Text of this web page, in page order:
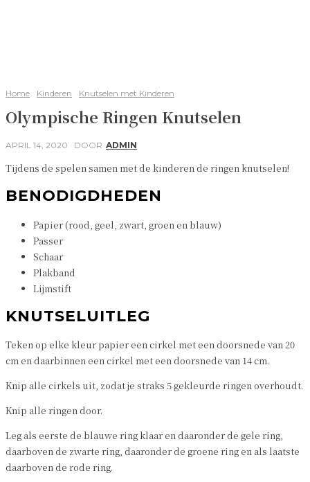
Home Kinderen Knutselen met Kinderen
Olympische Ringen Knutselen
APRIL 14, 2020 DOOR ADMIN
Tijdens de spelen samen met de kinderen de ringen knutselen!
BENODIGDHEDEN
Papier (rood, geel, zwart, groen en blauw)
Passer
Schaar
Plakband
Lijmstift
KNUTSELUITLEG
Teken op elke kleur papier een cirkel met een doorsnede van 20
cm en daarbinnen een cirkel met een doorsnede van 14 cm.
Knip alle cirkels uit, zodat je straks 5 gekleurde ringen overhoudt.
Knip alle ringen door.
Leg als eerste de blauwe ring klaar en daaronder de gele ring,
daarboven de zwarte ring, daaronder de groene ring en als laatste
daarboven de rode ring.